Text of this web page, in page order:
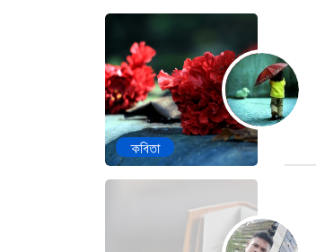
কবিতা